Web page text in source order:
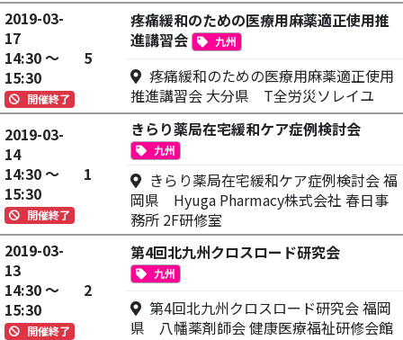
2019-03-
17
14:30 ～
15:30
開催終了
5
疼痛緩和のための医療用麻薬適正使用推
進講習会
九州
疼痛緩和のための医療用麻薬適正使用
推進講習会 大分県 T全労災ソレイユ
2019-03-
14
14:30 ～
15:30
開催終了
1
きらり薬局在宅緩和ケア症例検討会
九州
きらり薬局在宅緩和ケア症例検討会 福
岡県 Hyuga Pharmacy株式会社 春日事
務所 2F研修室
2019-03-
13
14:30 ～
15:30
開催終了
2
第4回北九州クロスロード研究会
九州
第4回北九州クロスロード研究会 福岡
県 八幡薬剤師会 健康医療福祉研修会館